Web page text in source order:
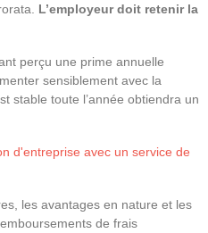
L’employeur doit retenir la
perçu une prime annuelle
sensiblement avec la
stable toute l’année obtiendra un
d'entreprise avec un service de
les avantages en nature et les
de frais